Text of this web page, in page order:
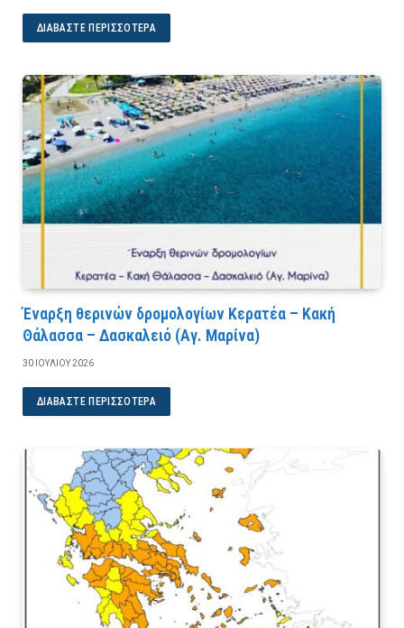
ΔΙΑΒΆΣΤΕ ΠΕΡΙΣΣΌΤΕΡΑ
Έναρξη θερινών δρομολογίων Κερατέα – Κακή
Θάλασσα – Δασκαλειό (Αγ. Μαρίνα)
30 ΙΟΥΛΊΟΥ 2026
ΔΙΑΒΆΣΤΕ ΠΕΡΙΣΣΌΤΕΡΑ